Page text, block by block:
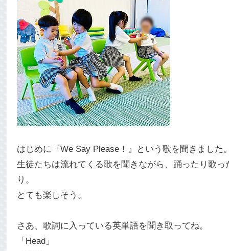
はじめに『We Say Please！』という歌を聞きました
生徒たちは流れてくる歌を聞きながら、踊ったり歌っ
り。
とても楽しそう。
さあ、歌詞に入っている英単語を聞き取ってね。
「Head」